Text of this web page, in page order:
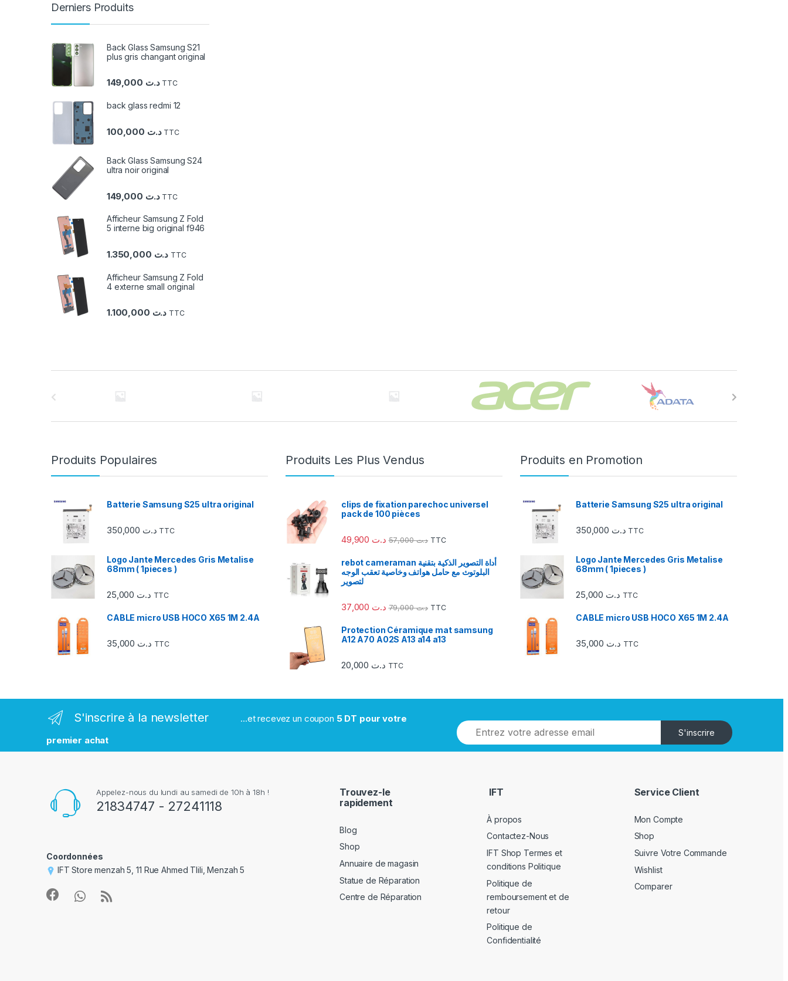
Derniers Produits
Back Glass Samsung S21
plus gris changant original
د.ت TTC
back glass redmi 12
د.ت TTC
Back Glass Samsung S24
ultra noir original
د.ت TTC
Afficheur Samsung Z Fold
5 interne big original f946
د.ت TTC
Afficheur Samsung Z Fold
4 externe small original
د.ت TTC
u
Produits Populaires
Batterie Samsung S25 ultra original
د.ت TTC
Logo Jante Mercedes Gris Metalise
68mm ( 1pieces )
د.ت TTC
CABLE micro USB HOCO X65 1M 2.4A
د.ت TTC
Produits Les Plus Vendus
clips de fixation parechoc universel
pack de 100 pièces
د.ت د.ت57,000 TTC
rebot cameraman أداة التصوير الذكية بتقنية
البلوتوث مع حامل هواتف وخاصية تعقب الوجه
لتصوير
د.ت د.ت79,000 TTC
Protection Céramique mat samsung
A12 A70 A02S A13 a14 a13
د.ت TTC
Produits en Promotion
Batterie Samsung S25 ultra original
د.ت TTC
Logo Jante Mercedes Gris Metalise
68mm ( 1pieces )
د.ت TTC
CABLE micro USB HOCO X65 1M 2.4A
د.ت TTC
S'inscrire à la newsletter ...et recevez un coupon 5 DT pour votre
premier achat
S'inscrire
Appelez-nous du lundi au samedi de 10h à 18h !
21834747 - 27241118
Coordonnées
IFT Store menzah 5, 11 Rue Ahmed Tlili, Menzah 5
Trouvez-le
rapidement
Blog
Shop
Annuaire de magasin
Statue de Réparation
Centre de Réparation
IFT
À propos
Contactez-Nous
IFT Shop Termes et
conditions Politique
Politique de
remboursement et de
retour
Politique de
Confidentialité
Service Client
Mon Compte
Shop
Suivre Votre Commande
Wishlist
Comparer